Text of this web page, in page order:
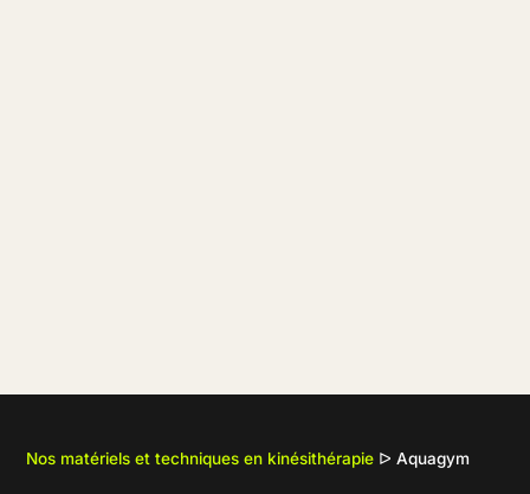
Nos matériels et techniques en kinésithérapie ᐅAquagym